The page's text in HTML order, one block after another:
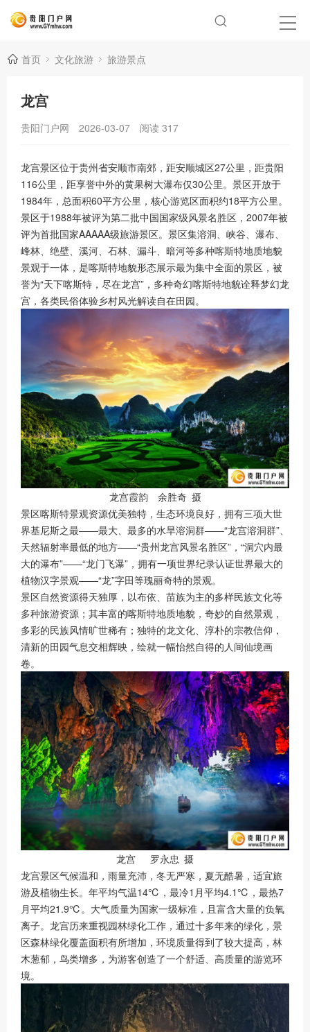
首页 文化旅游 旅游景点
龙宫
贵阳门户网 2026-03-07 阅读 317
龙宫景区位于贵州省安顺市南郊，距安顺城区27公里，距贵阳
116公里，距享誉中外的黄果树大瀑布仅30公里。景区开放于
1984年，总面积60平方公里，核心游览区面积约18平方公里。
景区于1988年被评为第二批中国国家级风景名胜区，2007年被
评为首批国家AAAAA级旅游景区。景区集溶洞、峡谷、瀑布、
峰林、绝壁、溪河、石林、漏斗、暗河等多种喀斯特地质地貌
景观于一体，是喀斯特地貌形态展示最为集中全面的景区，被
誉为“天下喀斯特，尽在龙宫”，多种奇幻喀斯特地貌诠释梦幻龙
宫，各类民俗体验乡村风光解读自在田园。
龙宫霞韵 余胜奇 摄
景区喀斯特景观资源优美独特，生态环境良好，拥有三项大世
界基尼斯之最——最大、最多的水旱溶洞群——“龙宫溶洞群”、
天然辐射率最低的地方——“贵州龙宫风景名胜区”，“洞穴内最
大的瀑布”——“龙门飞瀑”，拥有一项世界纪录认证世界最大的
植物汉字景观——“龙”字田等瑰丽奇特的景观。
景区自然资源得天独厚，以布依、苗族为主的多样民族文化等
多种旅游资源；其丰富的喀斯特地质地貌，奇妙的自然景观，
多彩的民族风情旷世稀有；独特的龙文化、淳朴的宗教信仰，
清新的田园气息交相辉映，绘就一幅怡然自得的人间仙境画
卷。
龙宫 罗永忠 摄
龙宫景区气候温和，雨量充沛，冬无严寒，夏无酷暑，适宜旅
游及植物生长。年平均气温14℃，最冷1月平均4.1℃，最热7
月平均21.9℃。大气质量为国家一级标准，且富含大量的负氧
离子。龙宫历来重视园林绿化工作，通过十多年来的绿化，景
区森林绿化覆盖面积有所增加，环境质量得到了较大提高，林
木葱郁，鸟类增多，为游客创造了一个舒适、高质量的游览环
境。